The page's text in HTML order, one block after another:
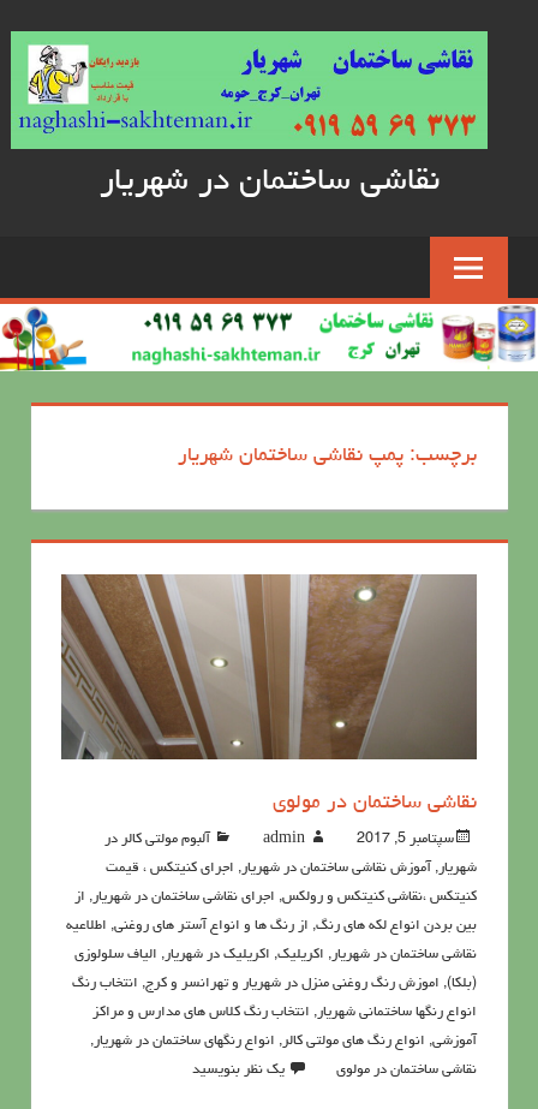
نقاشی ساختمان در شهریار
برچسب: پمپ نقاشی ساختمان شهریار
نقاشی ساختمان در مولوی
سپتامبر 5, 2017 admin
آلبوم مولتی کالر در
شهریار, آموزش نقاشی ساختمان در شهریار, اجرای کنیتکس ، قیمت
کنیتکس ،نقاشي كنيتكس و رولكس, اجرای نقاشی ساختمان در شهریار, از
بین بردن انواع لکه های رنگ, از رنگ ها و انواع آستر های روغنی, اطلاعيه
نقاشی ساختمان در شهریار, اکريليک, اکريليک در شهریار, الیاف سلولوزی
(بلکا), اموزش رنگ روغنی منزل در شهریار و تهرانسر و کرج, انتخاب رنگ
انواع رنگها ساختمانی شهریار, انتخاب رنگ کلاس های مدارس و مراکز
آموزشی, انواع رنگ های مولتی کالر, انواع رنگهای ساختمان در شهریار,
نقاشی ساختمان در مولوی
یک نظر بنویسید